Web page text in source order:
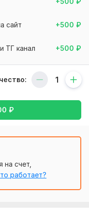
Медицина и здоровье,
сайта (файлы и
сайт +500 ₽
ТГ канал +500 ₽
₽
счет,
работает?